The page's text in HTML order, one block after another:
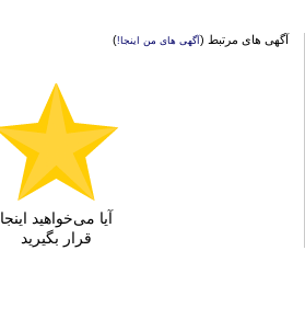
آگهی های مرتبط (آگهی های من اینجا!)
آیا می‌خواهید اینجا
قرار بگیرید